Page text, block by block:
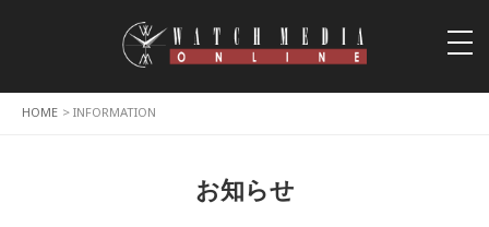
HOME > INFORMATION
お知らせ